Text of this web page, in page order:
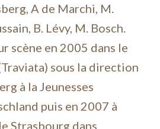
A de Marchi, M.
B. Lévy, M. Bosch.
scène en 2005 dans le
sous la direction
à la Jeunesses
puis en 2007 à
Strasbourg dans